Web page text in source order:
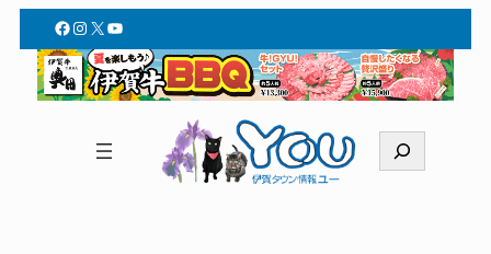
Facebook
Instagram
X YouTube
索